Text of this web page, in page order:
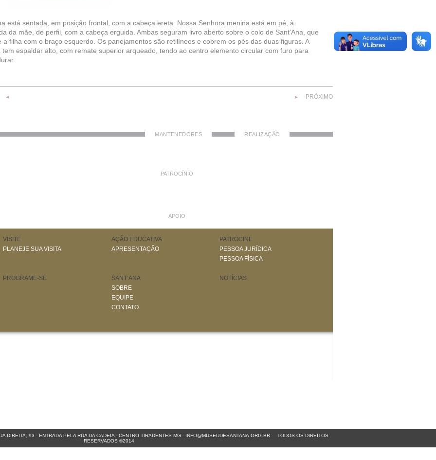
está sentada, em posição frontal, com a cabeça ereta. Nossa Senhora menina está em pé, à
da mãe, de perfil, com a cabeça erguida. Ambas seguram livro aberto sobre o colo de Sant'Ana, que
a filha com o braço esquerdo. Os panejamentos são retilíneos e cobrem os pés das duas figuras. A
tem espaldar alto, com remate superior arqueado, tendo ao centro elemento circular com furo para
◄ ► PRÓXIMO
MANTENEDORES
PATROCÍNIO
APOIO
REALIZAÇÃO
VISITE
PLANEJE SUA VISITA
AÇÃO EDUCATIVA
APRESENTAÇÃO
PATROCINE
PESSOA JURÍDICA
PESSOA FÍSICA
PROGRAME-SE
SANT’ANA
SOBRE
EQUIPE
CONTATO
NOTÍCIAS
DIREITA, 93 - ENTRADA PELA RUA DA CADEIA - CENTRO TIRADENTES MG - INFO@MUSEUDESANTANA.ORG.BR
TODOS OS DIREITOS
RESERVADOS ©2014